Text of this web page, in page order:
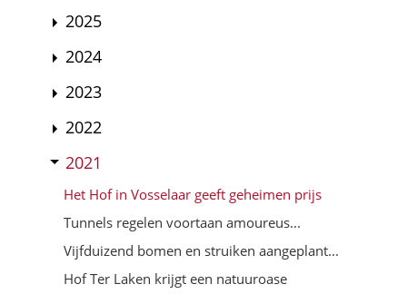
2025
2024
2023
2022
2021
Het Hof in Vosselaar geeft geheimen prijs
Tunnels regelen voortaan amoureus...
Vijfduizend bomen en struiken aangeplant...
Hof Ter Laken krijgt een natuuroase